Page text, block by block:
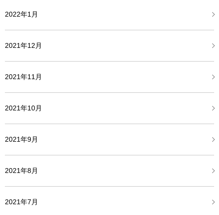
2022年1月
2021年12月
2021年11月
2021年10月
2021年9月
2021年8月
2021年7月